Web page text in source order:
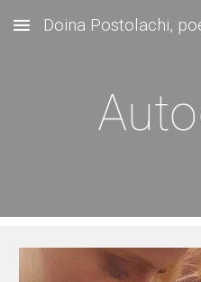
Skip to main content
Doina Postolachi,